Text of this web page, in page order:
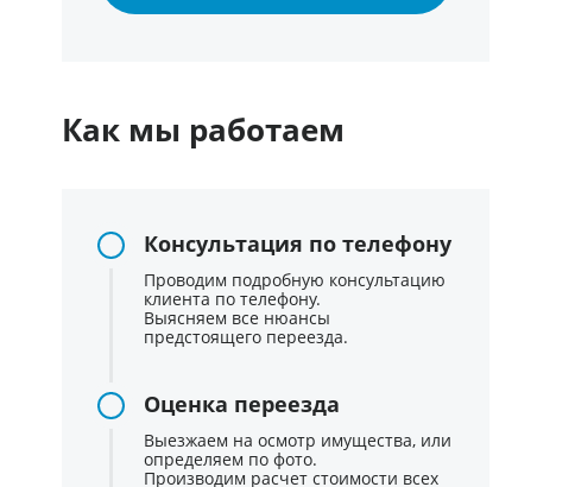
Как мы работаем
Консультация по телефону
Проводим подробную консультацию
клиента по телефону.
Выясняем все нюансы
предстоящего переезда.
Оценка переезда
Выезжаем на осмотр имущества, или
определяем по фото.
Производим расчет стоимости всех